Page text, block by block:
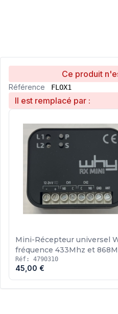
Ce produit
Référence FLOX1
Il est remplacé par :
Mini-Récepteur universel
fréquence 433Mhz et
Réf: 4790310
45,00 €